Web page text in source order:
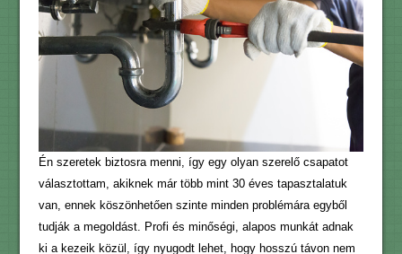
Én szeretek biztosra menni, így egy olyan szerelő csapatot
választottam, akiknek már több mint 30 éves tapasztalatuk
van, ennek köszönhetően szinte minden problémára egyből
tudják a megoldást. Profi és minőségi, alapos munkát adnak
ki a kezeik közül, így nyugodt lehet, hogy hosszú távon nem